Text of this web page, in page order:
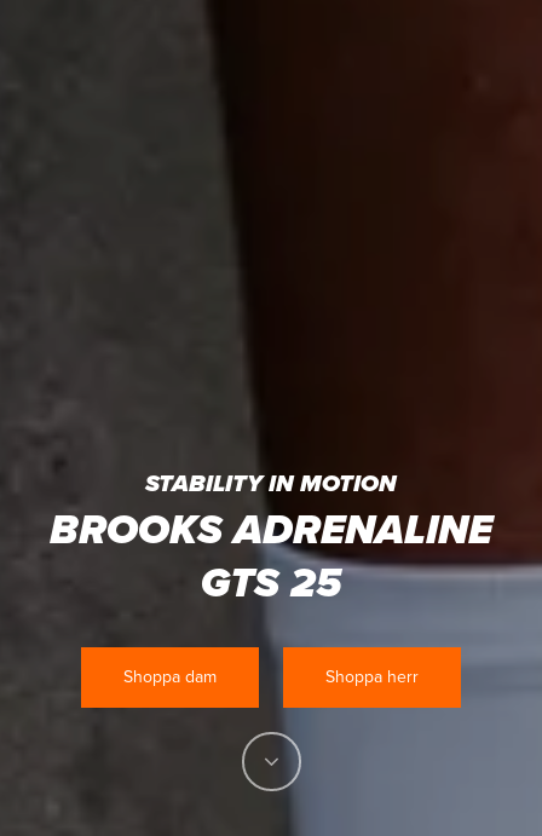
STABILITY IN MOTION
BROOKS ADRENALINE
GTS 25
Shoppa dam Shoppa herr